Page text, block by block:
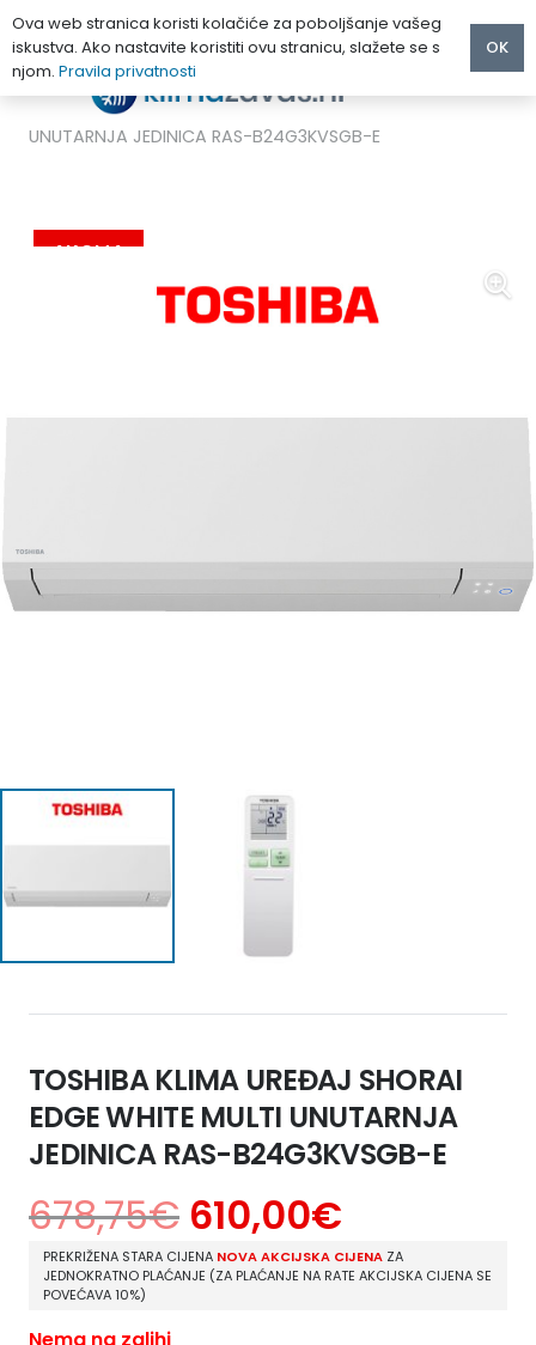
TOSHIBA KLIMA UREĐAJ SHORAI EDGE WHITE MULTI
UNUTARNJA JEDINICA RAS-B24G3KVSGB-E
AKCIJA
TOSHIBA KLIMA UREĐAJ SHORAI
EDGE WHITE MULTI UNUTARNJA
JEDINICA RAS-B24G3KVSGB-E
678,75€ 610,00€
PREKRIŽENA STARA CIJENA NOVA AKCIJSKA CIJENA ZA
JEDNOKRATNO PLAĆANJE (ZA PLAĆANJE NA RATE AKCIJSKA CIJENA SE
POVEĆAVA 10%)
Ova web stranica koristi kolačiće za poboljšanje vašeg
iskustva. Ako nastavite koristiti ovu stranicu, slažete se s
njom. Pravila privatnosti
OK